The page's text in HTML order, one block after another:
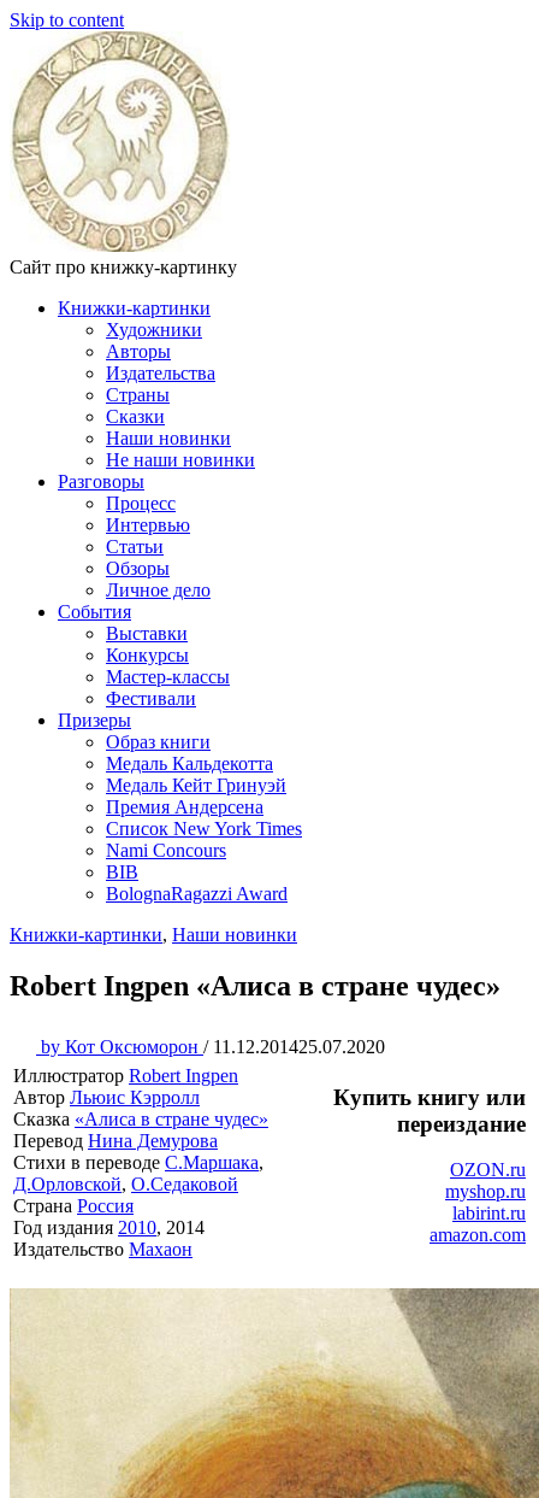
Skip to content
Сайт про книжку-картинку
Книжки-картинки
Художники
Авторы
Издательства
Страны
Сказки
Наши новинки
Не наши новинки
Разговоры
Процесс
Интервью
Статьи
Обзоры
Личное дело
События
Выставки
Конкурсы
Мастер-классы
Фестивали
Призеры
Образ книги
Медаль Кальдекотта
Медаль Кейт Гринуэй
Премия Андерсена
Список New York Times
Nami Concours
BIB
BolognaRagazzi Award
Книжки-картинки, Наши новинки
Robert Ingpen «Алиса в стране чудес»
by Кот Оксюморон / 11.12.201425.07.2020
Иллюстратор Robert Ingpen
Автор Льюис Кэрролл
Сказка «Алиса в стране чудес»
Перевод Нина Демурова
Стихи в переводе С.Маршака,
Д.Орловской, О.Седаковой
Страна Россия
Год издания 2010, 2014
Издательство Махаон
Купить книгу или
переиздание
OZON.ru
myshop.ru
labirint.ru
amazon.com